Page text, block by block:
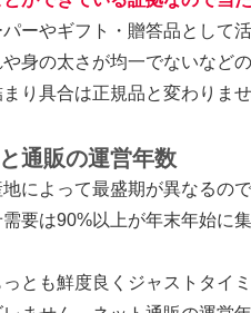
ーやギフト・贈答品として
身の太さが均一でないなど
り具合は正規品と変わりま
通販の運営年数
によって最盛期が異なるの
要は90%以上が年末年始に集
とも鮮度良くジャストタイ